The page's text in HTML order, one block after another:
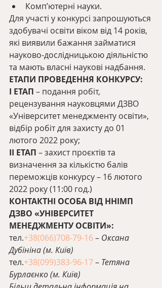
Комп’ютерні науки.
Для участі у конкурсі запрошуються
здобувачі освіти віком від 14 років,
які виявили бажання займатися
науково-дослідницькою діяльністю
та мають власні наукові надбання.
ЕТАПИ ПРОВЕДЕННЯ КОНКУРСУ:
І ЕТАП – подання робіт,
рецензування науковцями ДЗВО
«Університет менеджменту освіти»,
відбір робіт для захисту до 01
лютого 2022 року;
ІІ ЕТАП – захист проєктів та
визначення за кількістю балів
переможців конкурсу – 16 лютого
2022 року (11:00 год.)
КОНТАКТНІ ОСОБА ВІД ННІМП
ДЗВО «УНІВЕРСИТЕТ
МЕНЕДЖМЕНТУ ОСВІТИ»:
тел.+38(066)708-79-16 – Оксана
Дубініна (м. Київ)
тел.+38(099)383-96-17 – Тетяна
Бурлаєнко (м. Київ)